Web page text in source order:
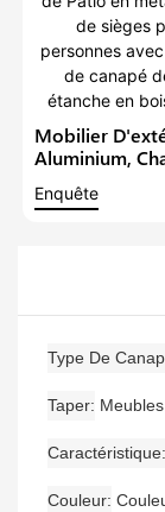
Mobilier
Aluminium,
Métal, Groupe
Étanche En
Enquête
Type De
Taper
Caractéristique
Couleur